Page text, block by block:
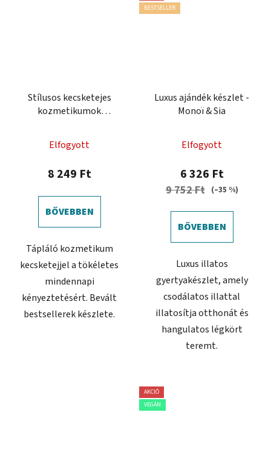
Stílusos kecsketejes
kozmetikumok
Elfogyott
8 249 Ft
BŐVEBBEN
Tápláló kozmetikum
kecsketejjel a tökéletes
mindennapi
kényeztetésért. Bevált
bestsellerek készlete.
BESTSELLER
Luxus ajándék készlet -
Monoï & Sia
termék
átlagos
értékelése
0,0
Elfogyott
6 326 Ft
9 752 Ft (–35 %)
BŐVEBBEN
Luxus illatos
gyertyakészlet, amely
csodálatos illattal
illatosítja otthonát és
hangulatos légkört
teremt.
AKCIÓ
VEGÁN